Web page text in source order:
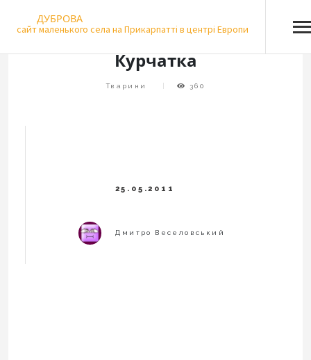
ДУБРОВА
сайт маленького села на Прикарпатті в центрі Европи
Курчатка
Тварини 360